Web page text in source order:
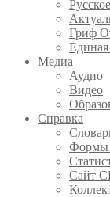
Гриф
Медиа
Аудио
Видео
Справка
Формы
Сайт